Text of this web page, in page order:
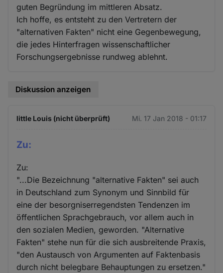
guten Begründung im mittleren Absatz.
Ich hoffe, es entsteht zu den Vertretern der
"alternativen Fakten" nicht eine Gegenbewegung,
die jedes Hinterfragen wissenschaftlicher
Forschungsergebnisse rundweg ablehnt.
Diskussion anzeigen
little Louis (nicht überprüft) Mi. 17 Jan 2018 - 01:17
Zu:
Zu:
"...Die Bezeichnung "alternative Fakten" sei auch
in Deutschland zum Synonym und Sinnbild für
eine der besorgniserregendsten Tendenzen im
öffentlichen Sprachgebrauch, vor allem auch in
den sozialen Medien, geworden. "Alternative
Fakten" stehe nun für die sich ausbreitende Praxis,
"den Austausch von Argumenten auf Faktenbasis
durch nicht belegbare Behauptungen zu ersetzen."